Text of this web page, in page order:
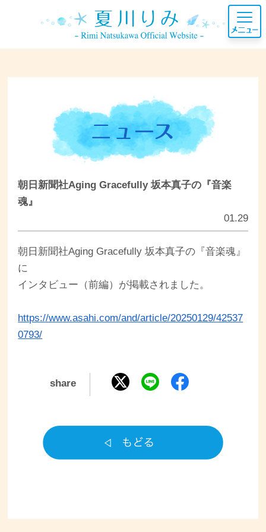
朝日新聞社Aging Gracefully 坂本真子の『音楽
魂』
01.29
朝日新聞社Aging Gracefully 坂本真子の『音楽魂』
に
インタビュー（前編）が掲載されました。
https://www.asahi.com/and/article/20250129/42537
0793/
share